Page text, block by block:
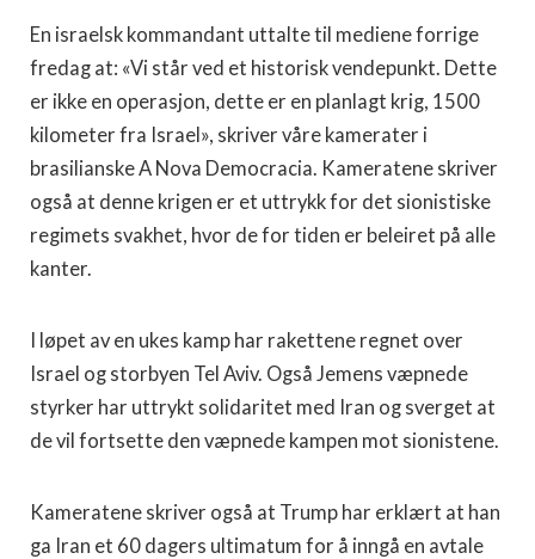
En israelsk kommandant uttalte til mediene forrige
fredag at: «Vi står ved et historisk vendepunkt. Dette
er ikke en operasjon, dette er en planlagt krig, 1500
kilometer fra Israel», skriver våre kamerater i
brasilianske A Nova Democracia. Kameratene skriver
også at denne krigen er et uttrykk for det sionistiske
regimets svakhet, hvor de for tiden er beleiret på alle
kanter.
I løpet av en ukes kamp har rakettene regnet over
Israel og storbyen Tel Aviv. Også Jemens væpnede
styrker har uttrykt solidaritet med Iran og sverget at
de vil fortsette den væpnede kampen mot sionistene.
Kameratene skriver også at Trump har erklært at han
ga Iran et 60 dagers ultimatum for å inngå en avtale